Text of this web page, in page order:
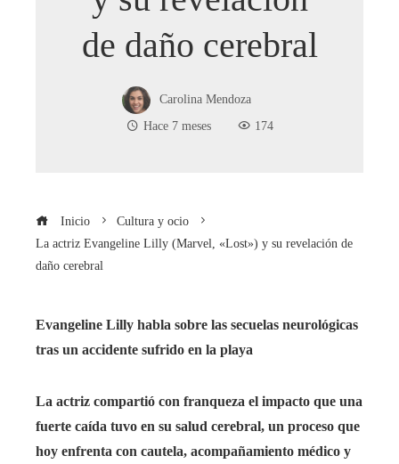
de daño cerebral
Carolina Mendoza
Hace 7 meses
174
Inicio
Cultura y ocio
La actriz Evangeline Lilly (Marvel, «Lost») y su revelación de
daño cerebral
Evangeline Lilly habla sobre las secuelas neurológicas
tras un accidente sufrido en la playa
La actriz compartió con franqueza el impacto que una
fuerte caída tuvo en su salud cerebral, un proceso que
hoy enfrenta con cautela, acompañamiento médico y